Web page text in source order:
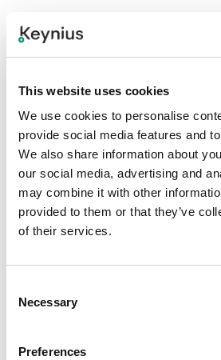
This website uses cookies
We use cookies to personalise
provide social media features and
We also share information about
our social media, advertising and
may combine it with other
provided to them or that they’ve
of their services.
Selection
Necessary
Preferences
Quel rôle
serrures
dans les
modernes ?
Serrures intelligentes
codes PIN ou une saisie
de